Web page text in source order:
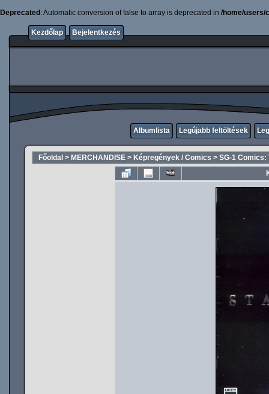
Deprecated : Automatic conversion of false to array is deprecated in /home/users/
Kezdőlap Bejelentkezés
Albumlista Legújabb feltöltések
Főoldal > MERCHANDISE > Képregények / Comics > SG-1 Comics: